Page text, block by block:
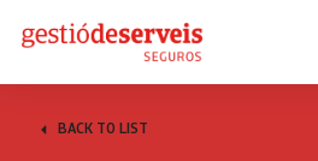
BACK TO LIST